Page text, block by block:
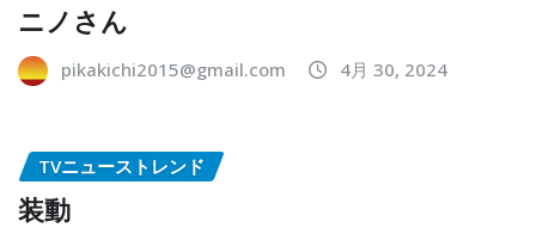
ニノさん
pikakichi2015@gmail.com 4月 30, 2024
TVニューストレンド
装動